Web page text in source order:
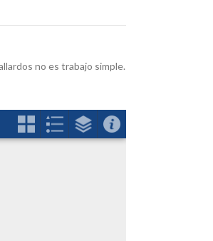
no es trabajo simple.